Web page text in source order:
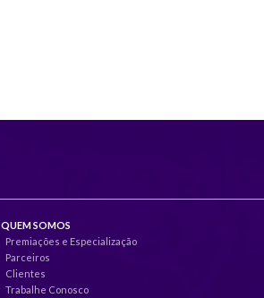
QUEM SOMOS
Premiações e Especialização
Parceiros
Clientes
Trabalhe Conosco